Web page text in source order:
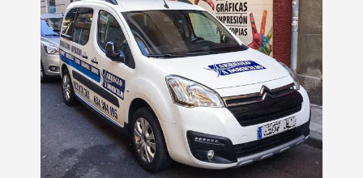
Rotulación de
vehículos
Rotulación